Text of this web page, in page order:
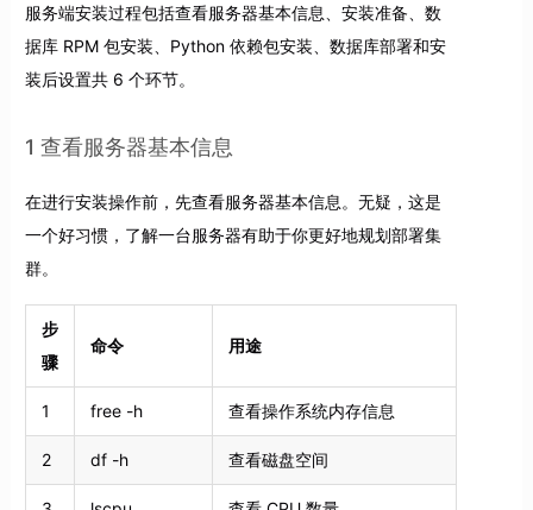
服务端安装过程包括查看服务器基本信息、安装准备、数
据库 RPM 包安装、Python 依赖包安装、数据库部署和安
装后设置共 6 个环节。
1 查看服务器基本信息
在进行安装操作前，先查看服务器基本信息。无疑，这是
一个好习惯，了解一台服务器有助于你更好地规划部署集
群。
步
骤
命令 用途
1 free -h 查看操作系统内存信息
2 df -h 查看磁盘空间